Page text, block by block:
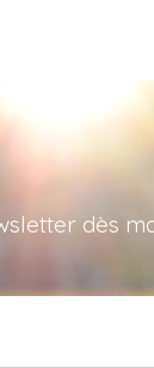
dès